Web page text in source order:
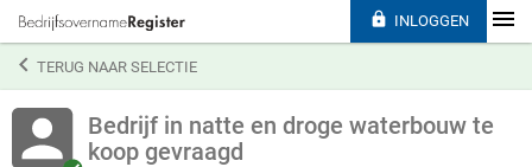
TERUG NAAR SELECTIE
Bedrijf in natte en droge waterbouw te
koop gevraagd
 INLOGGEN